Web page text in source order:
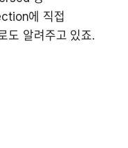
에 직접
도 알려주고 있죠.